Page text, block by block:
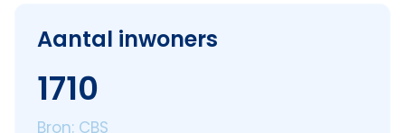
Aantal inwoners
1710
Bron: CBS